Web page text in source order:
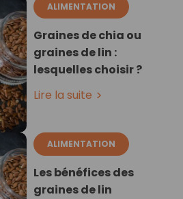
ALIMENTATION
Graines de chia ou
graines de lin :
lesquelles choisir ?
Lire la suite
ALIMENTATION
Les bénéfices des
graines de lin